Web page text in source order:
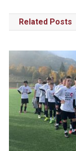
Related Posts